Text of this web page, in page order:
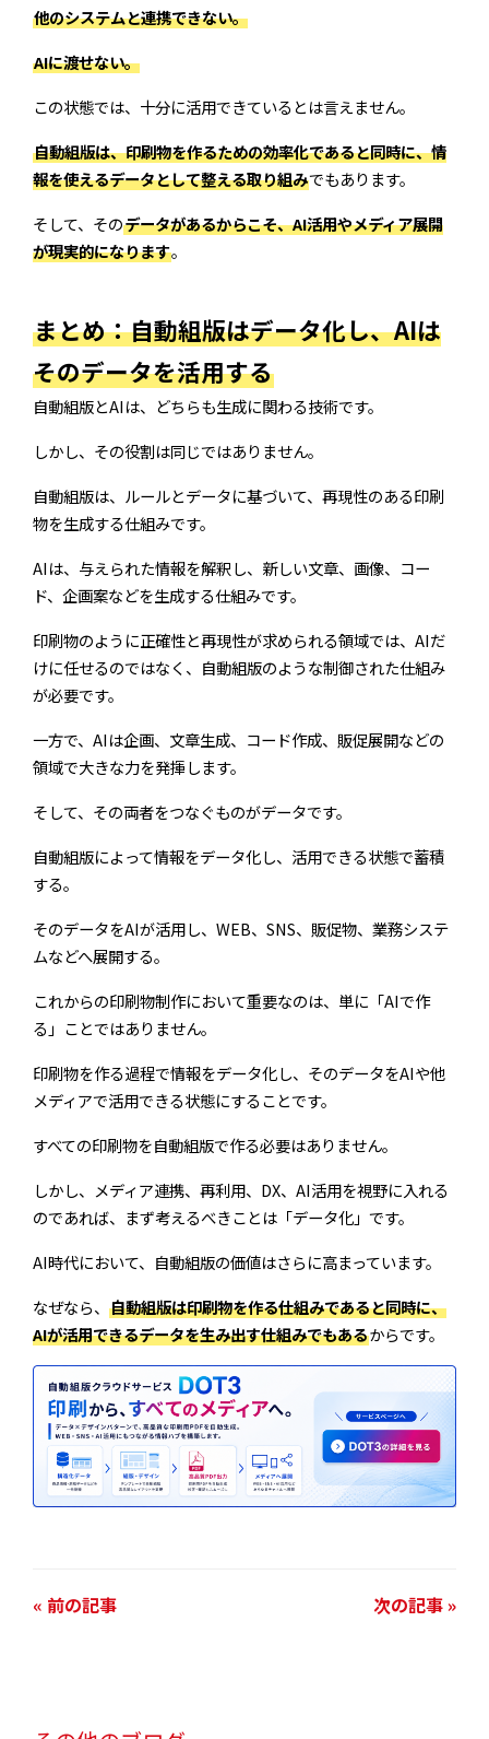
他のシステムと連携できない。
AIに渡せない。
この状態では、十分に活用できているとは言えません。
自動組版は、印刷物を作るための効率化であると同時に、情
報を使えるデータとして整える取り組みでもあります。
そして、そのデータがあるからこそ、AI活用やメディア展開
が現実的になります。
まとめ：自動組版はデータ化し、AIは
そのデータを活用する
自動組版とAIは、どちらも生成に関わる技術です。
しかし、その役割は同じではありません。
自動組版は、ルールとデータに基づいて、再現性のある印刷
物を生成する仕組みです。
AIは、与えられた情報を解釈し、新しい文章、画像、コー
ド、企画案などを生成する仕組みです。
印刷物のように正確性と再現性が求められる領域では、AIだ
けに任せるのではなく、自動組版のような制御された仕組み
が必要です。
一方で、AIは企画、文章生成、コード作成、販促展開などの
領域で大きな力を発揮します。
そして、その両者をつなぐものがデータです。
自動組版によって情報をデータ化し、活用できる状態で蓄積
する。
そのデータをAIが活用し、WEB、SNS、販促物、業務システ
ムなどへ展開する。
これからの印刷物制作において重要なのは、単に「AIで作
る」ことではありません。
印刷物を作る過程で情報をデータ化し、そのデータをAIや他
メディアで活用できる状態にすることです。
すべての印刷物を自動組版で作る必要はありません。
しかし、メディア連携、再利用、DX、AI活用を視野に入れる
のであれば、まず考えるべきことは「データ化」です。
AI時代において、自動組版の価値はさらに高まっています。
なぜなら、 自動組版は印刷物を作る仕組みであると同時に、
AIが活用できるデータを生み出す仕組みでもあるからです。
« 前の記事 次の記事 »